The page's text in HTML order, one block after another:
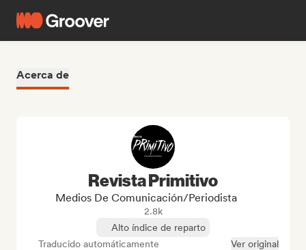
Acerca de
Revista Primitivo
Medios De Comunicación/Periodista
2.8k
Alto índice de reparto
Traducido automáticamente
Ver original